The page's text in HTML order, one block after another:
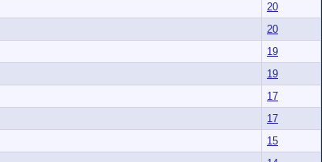
20
20
19
19
17
17
15